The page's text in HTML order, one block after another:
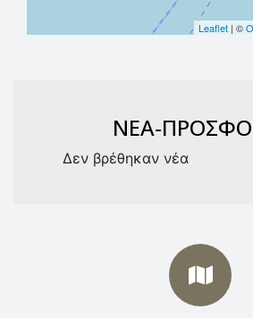
Leaflet | ©
NEA-
Δεν βρέθηκαν νέα